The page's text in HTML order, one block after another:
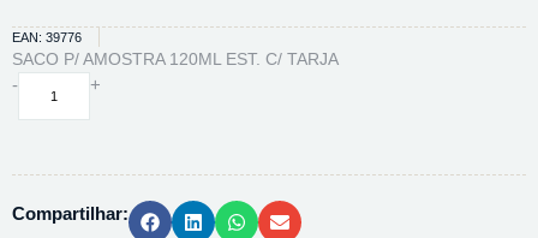
EAN: 39776
SACO P/ AMOSTRA 120ML EST. C/ TARJA
-
SACO
C/
+
Compartilhar: